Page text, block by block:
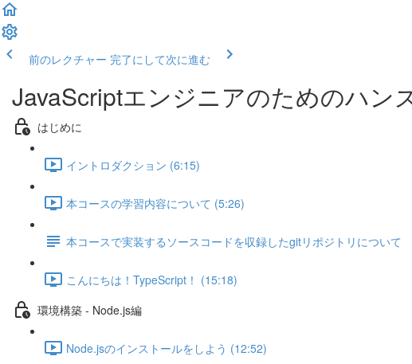
前のレクチャー 完了にして次に進む
JavaScriptエンジニアのためのハン
はじめに
イントロダクション (6:15)
本コースの学習内容について (5:26)
本コースで実装するソースコードを収録したgitリポジトリについて
こんにちは！TypeScript！ (15:18)
環境構築 - Node.js編
Node.jsのインストールをしよう (12:52)